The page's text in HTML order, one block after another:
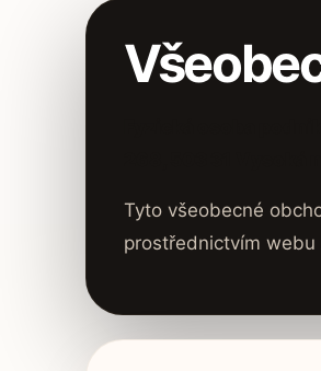
Tyto všeobecné
prostřednictvím